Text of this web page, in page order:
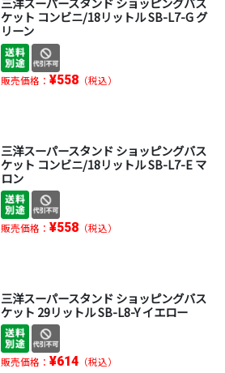
ケット コンビニ/18リットル SB-L7-G グ
リーン
販売価格： ¥558（税込）
三洋スーパースタンド ショッピングバス
ケット コンビニ/18リットル SB-L7-E マ
ロン
販売価格： ¥558（税込）
三洋スーパースタンド ショッピングバス
ケット 29リットル SB-L8-Y イエロー
販売価格： ¥614（税込）